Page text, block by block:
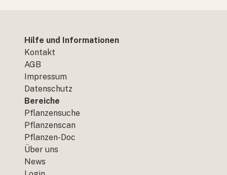
Hilfe und Informationen
Kontakt
AGB
Impressum
Datenschutz
Bereiche
Pflanzensuche
Pflanzenscan
Pflanzen-Doc
Über uns
News